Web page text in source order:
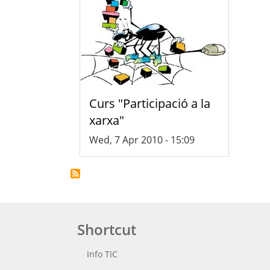
Curs "Participació a la
xarxa"
Wed, 7 Apr 2010 - 15:09
Shortcut
Info TIC